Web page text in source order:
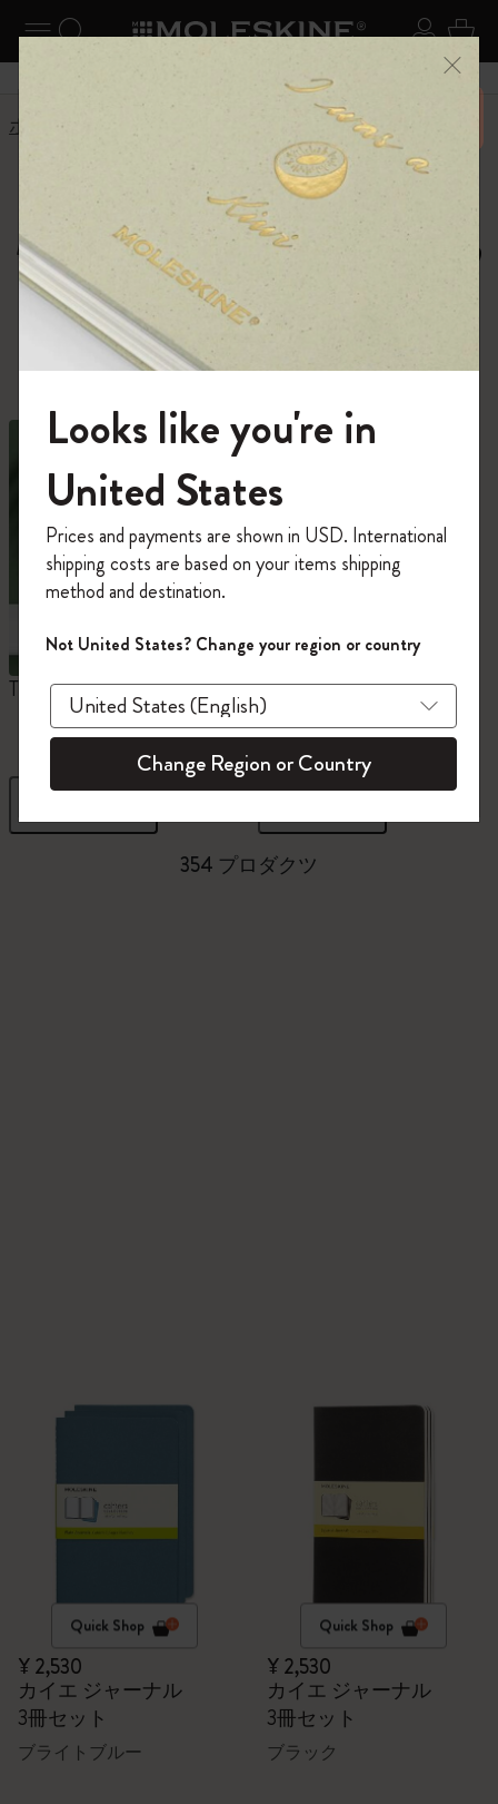
ナビゲーションの切替 ログ
検索 (キーワードなど) カ
6,500円以上のご購入で送料無料 メニ
ーを閉じる
ホーム
Moleskine Notebooks,
Journals and Cahiers
種類豊富なノートブックの中から、あなた
の才能を解き放つ1冊を。
The Original Notebook
ミニノートブックチャー
ム
354 プロダクツ
Quick Shop
¥ 2,530
カイエ ジャーナル
3冊セット
ブライトブルー
Quick Shop
¥ 2,530
カイエ ジャーナル
3冊セット
ブラック
モレスキンの世界へようこそ
「WELCOME10」を入力すると、初回注
文が10%オフ＋送料無料になります。セ
ール・アウトレット品は適用外。
Moleskineアカウントを作成して限定オフ
ァーや会員特典、さらに多くのインスピ
レーションを手に入れましょう。
今すぐ会員登録 !
Looks like you're in
United States
Prices and payments are shown in USD. International
shipping costs are based on your items shipping
method and destination.
Not United States? Change your region or country
Change Region or Country